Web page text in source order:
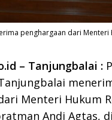
penghargaan dari Menteri
– Tanjungbalai :
Menteri Hukum
Andi Agtas,